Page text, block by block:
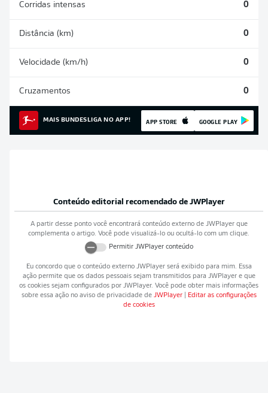
Corridas intensas 0
Distância (km) 0
Velocidade (km/h) 0
Cruzamentos 0
MAIS BUNDESLIGA NO APP! APP STORE GOOGLE PLAY
Conteúdo editorial recomendado de JWPlayer
A partir desse ponto você encontrará conteúdo externo de JWPlayerque
complementa o artigo. Você pode visualizá-lo ou ocultá-lo com um clique.
Permitir JWPlayerconteúdo
Eu concordo que o conteúdo externo JWPlayerserá exibido para mim. Essa
ação permite que os dados pessoais sejam transmitidos para JWPlayere que
os cookies sejam configurados por JWPlayer. Você pode obter mais informações
sobre essa ação no aviso de privacidade de JWPlayer
Editar as configurações
de cookies